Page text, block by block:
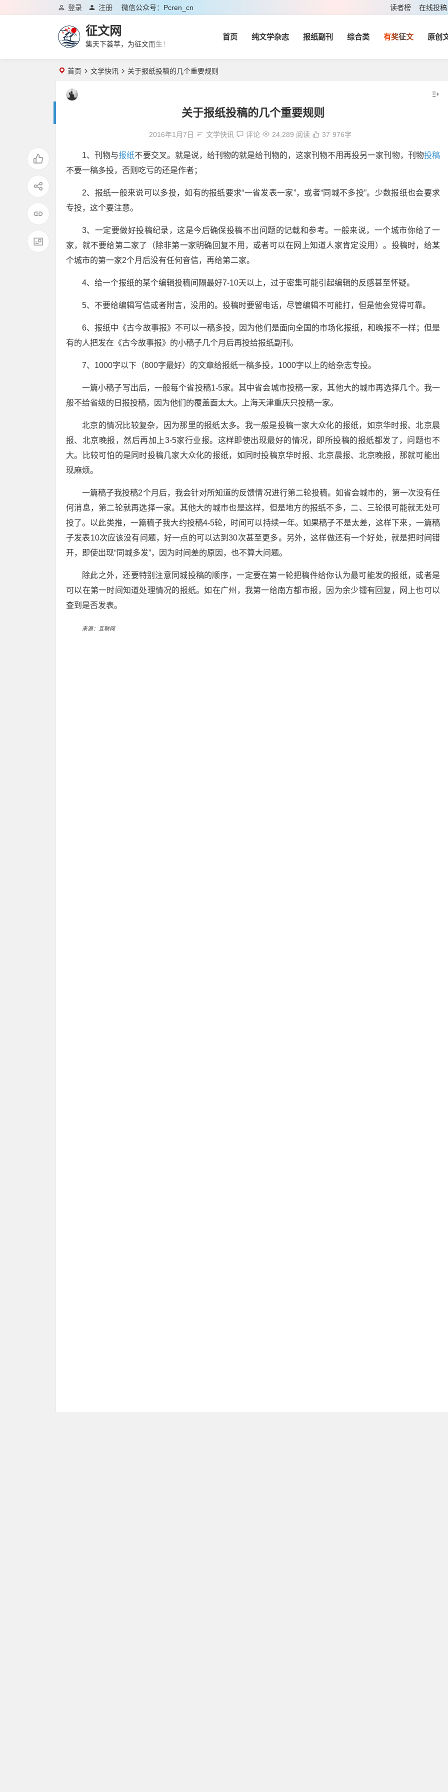
微信公众号：pcren_cn
登录 注册 读者榜 在线投稿
征文网
集天下荟萃，为征文而生！
首页 纯文学杂志 报纸副刊 综合类 有奖征文 原创
首页 文学快讯 关于报纸投稿的几个重要规则
关于报纸投稿的几个重要规则
2016年1月7日 文学快讯 评论 24,289 阅读 37 976字
1、刊物与报纸不要交叉。就是说，给刊物的就是给刊物的，这家刊物不用再投另一家刊物，刊物投稿
不要一稿多投，否则吃亏的还是作者；
2、报纸一般来说可以多投，如有的报纸要求“一省发表一家”，或者“同城不多投”。少数报纸也会要求
专投，这个要注意。
3、一定要做好投稿纪录，这是今后确保投稿不出问题的记载和参考。一般来说，一个城市你给了一
家，就不要给第二家了（除非第一家明确回复不用，或者可以在网上知道人家肯定没用）。投稿时，给某
个城市的第一家2个月后没有任何音信，再给第二家。
4、给一个报纸的某个编辑投稿间隔最好7-10天以上，过于密集可能引起编辑的反感甚至怀疑。
5、不要给编辑写信或者附言，没用的。投稿时要留电话，尽管编辑不可能打，但是他会觉得可靠。
6、报纸中《古今故事报》不可以一稿多投，因为他们是面向全国的市场化报纸，和晚报不一样；但是
有的人把发在《古今故事报》的小稿子几个月后再投给报纸副刊。
7、1000字以下（800字最好）的文章给报纸一稿多投，1000字以上的给杂志专投。
一篇小稿子写出后，一般每个省投稿1-5家。其中省会城市投稿一家，其他大的城市再选择几个。我一
般不给省级的日报投稿，因为他们的覆盖面太大。上海天津重庆只投稿一家。
北京的情况比较复杂，因为那里的报纸太多。我一般是投稿一家大众化的报纸，如京华时报、北京晨
报、北京晚报，然后再加上3-5家行业报。这样即使出现最好的情况，即所投稿的报纸都发了，问题也不
大。比较可怕的是同时投稿几家大众化的报纸，如同时投稿京华时报、北京晨报、北京晚报，那就可能出
现麻烦。
一篇稿子我投稿2个月后，我会针对所知道的反馈情况进行第二轮投稿。如省会城市的，第一次没有任
何消息，第二轮就再选择一家。其他大的城市也是这样，但是地方的报纸不多，二、三轮很可能就无处可
投了。以此类推，一篇稿子我大约投稿4-5轮，时间可以持续一年。如果稿子不是太差，这样下来，一篇稿
子发表10次应该没有问题，好一点的可以达到30次甚至更多。另外，这样做还有一个好处，就是把时间错
开，即使出现“同城多发”，因为时间差的原因，也不算大问题。
除此之外，还要特别注意同城投稿的顺序，一定要在第一轮把稿件给你认为最可能发的报纸，或者是
可以在第一时间知道处理情况的报纸。如在广州，我第一给南方都市报，因为余少镭有回复，网上也可以
查到是否发表。
来源：互联网